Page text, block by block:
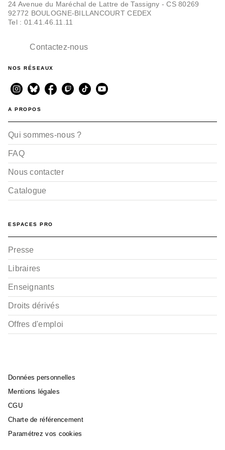
24 Avenue du Maréchal de Lattre de Tassigny - CS 80269
92772 BOULOGNE-BILLANCOURT CEDEX
Tel : 01.41.46.11.11
Contactez-nous
NOS RÉSEAUX
A PROPOS
Qui sommes-nous ?
FAQ
Nous contacter
Catalogue
ESPACES PRO
Presse
Libraires
Enseignants
Droits dérivés
Offres d'emploi
Données personnelles
Mentions légales
CGU
Charte de référencement
Paramétrez vos cookies